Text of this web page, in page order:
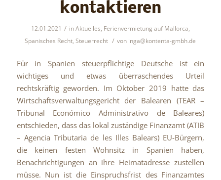
kontaktieren
12.01.2021 / inAktuelles, Ferienvermietung auf Mallorca,
Spanisches Recht,Steuerrecht / von inga@kontenta-gmbh.de
Für in Spanien steuerpflichtige Deutsche ist ein
wichtiges und etwas überraschendes Urteil
rechtskräftig geworden. Im Oktober 2019 hatte das
Wirtschaftsverwaltungsgericht der Balearen (TEAR –
Tribunal Económico Administrativo de Baleares)
entschieden, dass das lokal zuständige Finanzamt (ATIB
– Agencia Tributaria de les Illes Balears) EU-Bürgern,
die keinen festen Wohnsitz in Spanien haben,
Benachrichtigungen an ihre Heimatadresse zustellen
müsse. Nun ist die Einspruchsfrist des Finanzamtes